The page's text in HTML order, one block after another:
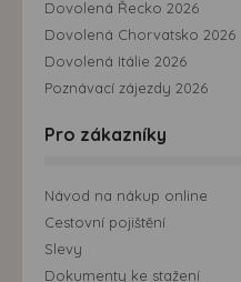
Dovolená Řecko 2026
Dovolená Chorvatsko 2026
Dovolená Itálie 2026
Poznávací zájezdy 2026
Pro zákazníky
Návod na nákup online
Cestovní pojištění
Slevy
Dokumenty ke stažení